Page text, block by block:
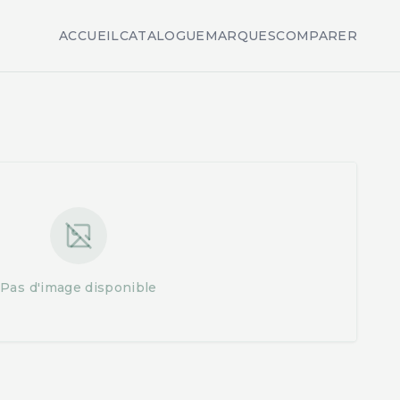
ACCUEILCATALOGUEMARQUESCOMPARER
Pas d'image disponible